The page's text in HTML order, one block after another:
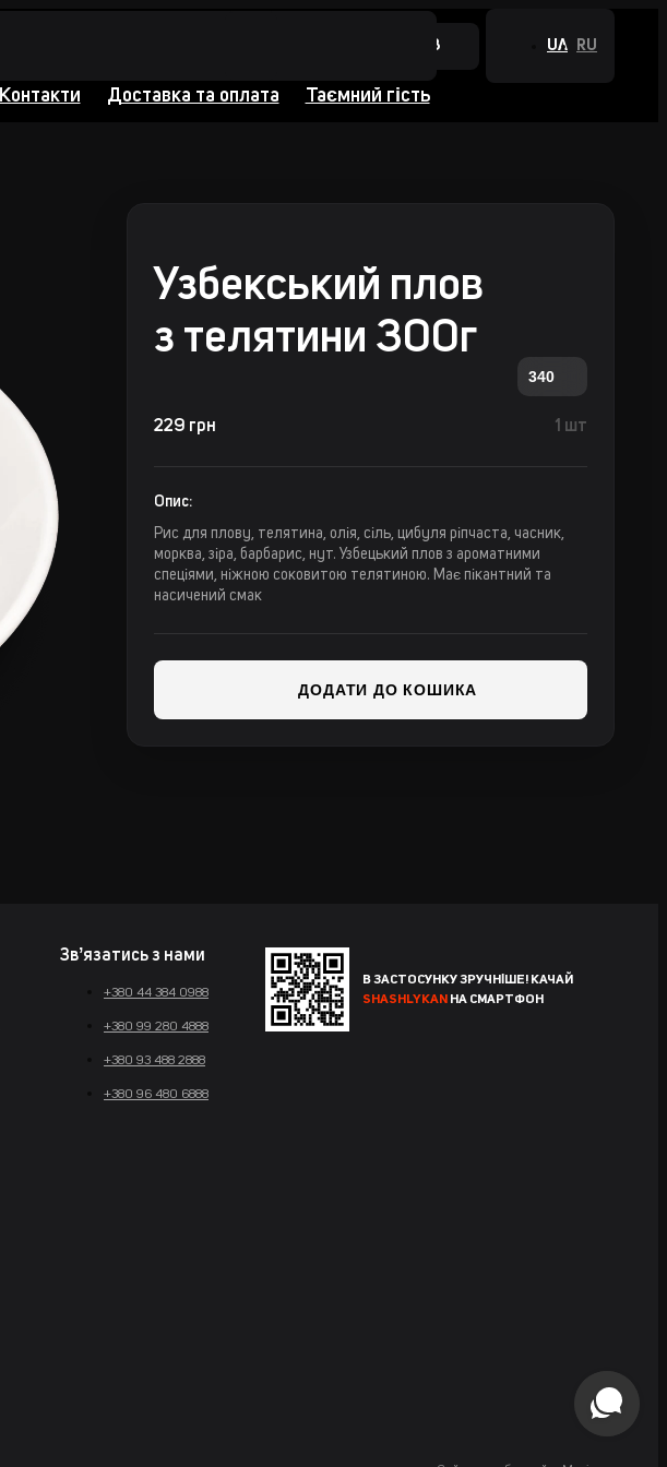
+380 44 384 0988 UA RU
Контакти Доставка та оплата Таємний гість
Узбекський плов
з телятини 300г
340
229 грн 1 шт
Опис:
Рис для плову, телятина, олія, сіль, цибуля ріпчаста, часник,
морква, зіра, барбарис, нут. Узбецький плов з ароматними
спеціями, ніжною соковитою телятиною. Має пікантний та
насичений смак
ДОДАТИ ДО КОШИКА
Звʼязатись з нами
+380 44 384 0988
+380 99 280 4888
+380 93 488 2888
+380 96 480 6888
В ЗАСТОСУНКУ ЗРУЧНІШЕ! КАЧАЙ
SHASHLYKAN НА СМАРТФОН